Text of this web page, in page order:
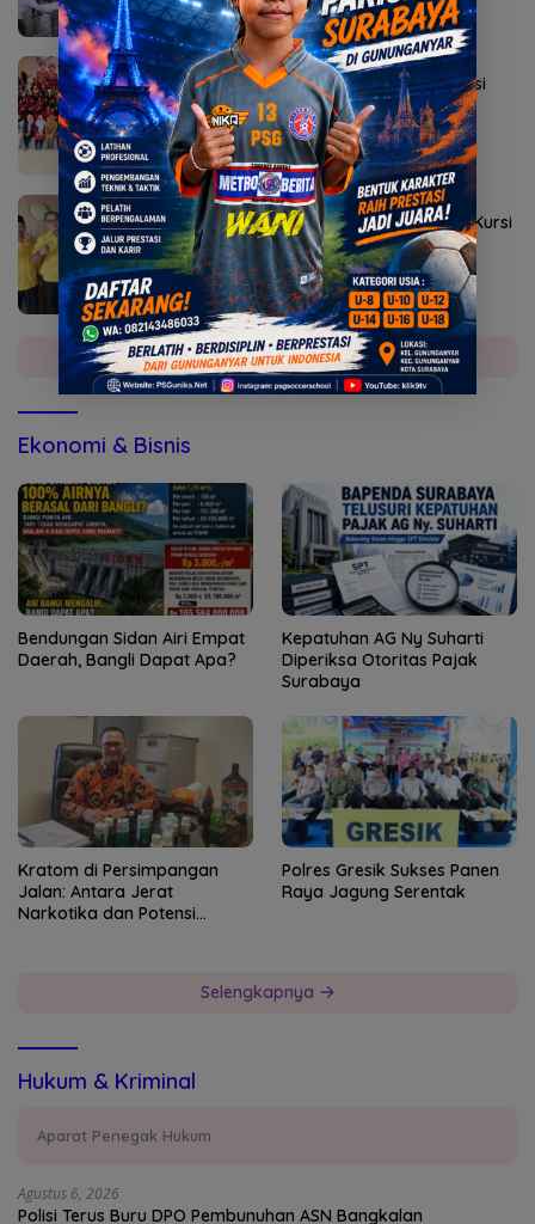
Agustus 5, 2026
Sekolah Rakyat Kedung Cowek Diapreasi
DPRD Surabaya
Agustus 2, 2026
Golkar Mojokerto Panasi Mesin Incar 10 Kursi
DPRD 2029
Selengkapnya
Ekonomi & Bisnis
Bendungan Sidan Airi Empat
Daerah, Bangli Dapat Apa?
Kepatuhan AG Ny Suharti
Diperiksa Otoritas Pajak
Surabaya
Kratom di Persimpangan
Jalan: Antara Jerat
Narkotika dan Potensi
Polres Gresik Sukses Panen
Raya Jagung Serentak
Selengkapnya
Hukum & Kriminal
Aparat Penegak Hukum
Agustus 6, 2026
Polisi Terus Buru DPO Pembunuhan ASN Bangkalan